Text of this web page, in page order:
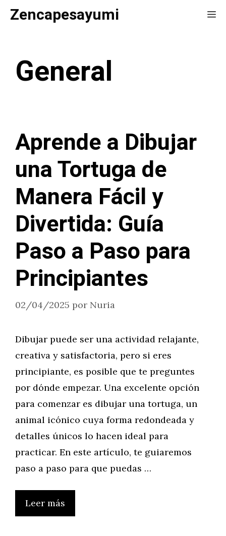
SaltarZencapesayumi
General
Aprende a Dibujar
una Tortuga de
Manera Fácil y
Divertida: Guía
Paso a Paso para
Principiantes
02/04/2025 por Nuria
Dibujar puede ser una actividad relajante,
creativa y satisfactoria, pero si eres
principiante, es posible que te preguntes
por dónde empezar. Una excelente opción
para comenzar es dibujar una tortuga, un
animal icónico cuya forma redondeada y
detalles únicos lo hacen ideal para
practicar. En este artículo, te guiaremos
paso a paso para que puedas …
Leer más